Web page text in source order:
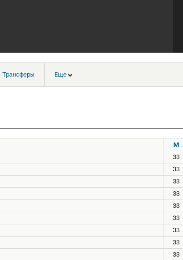
Трансферы Еще
М
33
33
33
33
33
33
33
33
33